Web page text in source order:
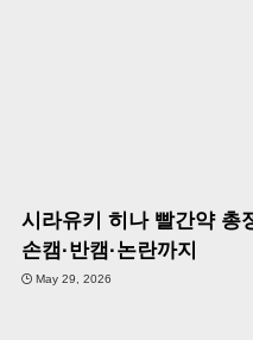
시라유키 히나 빨간약 총
손캠·반캠·논란까지
May 29, 2026